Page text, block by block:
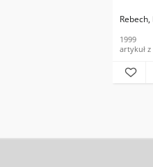
1999
artykuł